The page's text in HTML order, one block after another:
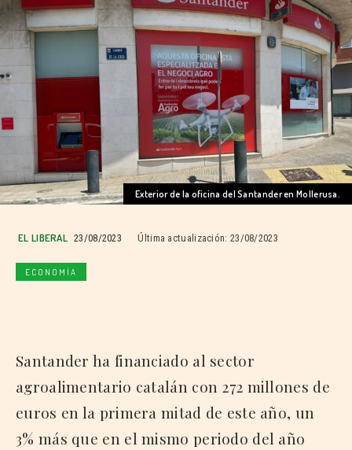
Exterior de la oficina del Santander en Mollerusa.
EL LIBERAL 23/08/2023 Última actualización: 23/08/2023
ECONOMÍA
Santander ha financiado al sector
agroalimentario catalán con 272 millones de
euros en la primera mitad de este año, un
3% más que en el mismo periodo del año